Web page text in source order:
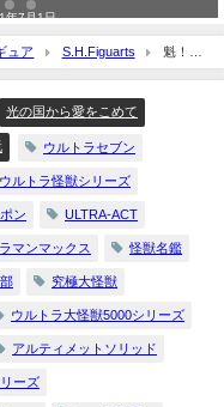
ュア S.H.Figuarts
魁！オ
ング 」
光の国から愛をこめて
ウルトラセブン
ルトラ怪獣シリーズ
ン ULTRA-ACT
マンマックス 怪獣名鑑
究極大怪獣
ウルトラ大怪獣5000シリーズ
アルティメットソリッド
ーズ